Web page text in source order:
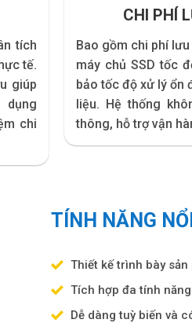
tích
tế.
giúp
dụng
chi
CHI PHÍ
Bao gồm chi phí
máy chủ SSD tốc
bảo tốc độ xử lý ổn
liệu. Hệ thống
thông, hỗ trợ vận
TÍNH NĂNG
Thiết kế trình bày
Tích hợp đa tính
Dễ dàng tuỳ biến và